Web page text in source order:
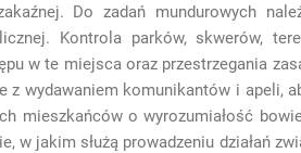
Do zadań mundurowych
Kontrola parków, skwerów,
w te miejsca oraz przestrzegania
z wydawaniem komunikantów i apeli,
mieszkańców o wyrozumiałość
w jakim służą prowadzeniu działań